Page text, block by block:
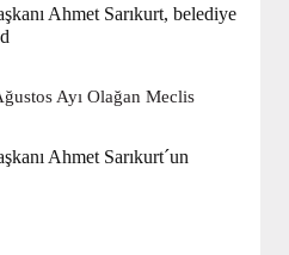
Ahmet Sarıkurt, belediye
Ayı Olağan Meclis
Ahmet Sarıkurt´un